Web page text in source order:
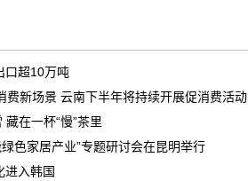
口超10万吨
费新场景 云南下半年将持续开展促消费活动
藏在一杯“慢”茶里
色家居产业”专题研讨会在昆明举行
进入韩国